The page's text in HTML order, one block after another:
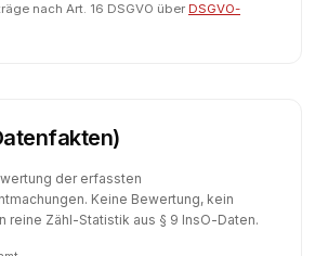
nach Art. 16 DSGVO über DSGVO-
der erfassten
Keine Bewertung, kein
reine Zähl-Statistik aus § 9 InsO-Daten.